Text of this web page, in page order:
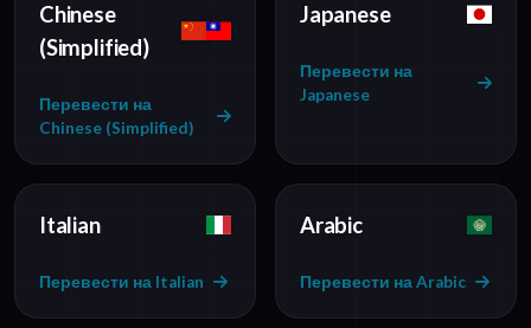
Chinese
(Simplified)
Перевести на
Chinese (Simplified)
Japanese
Перевести на
Japanese
Italian
Перевести на Italian
Arabic
Перевести на Arabic